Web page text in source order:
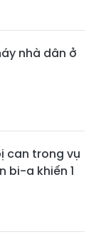
nhà dân ở
can trong vụ
bi-a khiến 1